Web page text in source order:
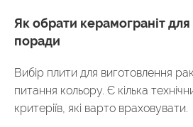
Як обрати керамограніт
поради
Вибір плити для виготовлення
питання кольору. Є кілька
критеріїв, які варто враховувати.